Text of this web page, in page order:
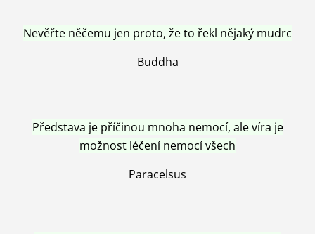
Nevěřte něčemu jen proto, že to řekl nějaký mudrc
Buddha
Představa je příčinou mnoha nemocí, ale víra je
možnost léčení nemocí všech
Paracelsus